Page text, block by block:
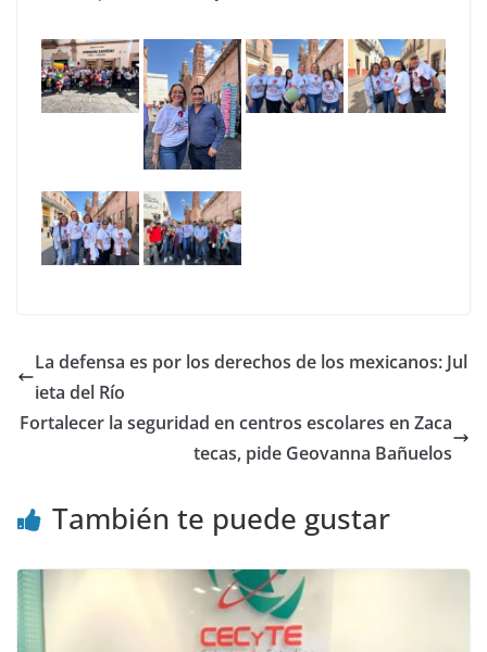
La defensa es por los derechos de los mexicanos: Jul
ieta del Río
Fortalecer la seguridad en centros escolares en Zaca
tecas, pide Geovanna Bañuelos
También te puede gustar